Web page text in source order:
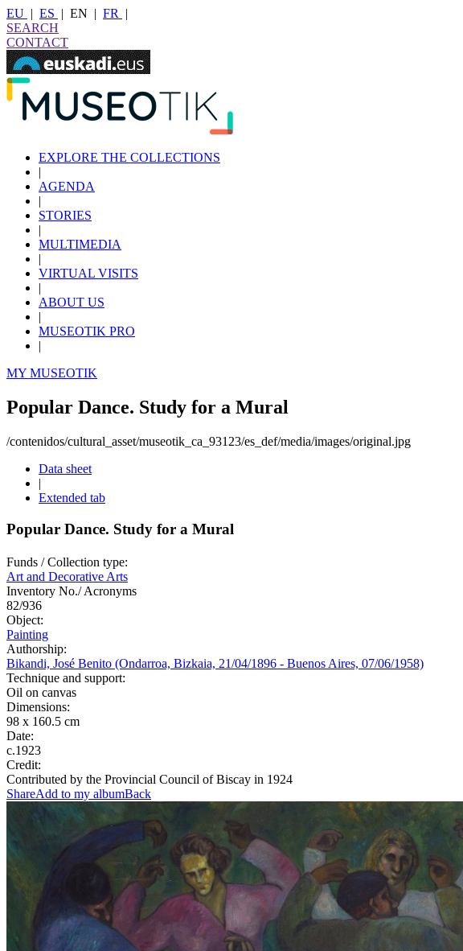
EU | ES | EN | FR
|
SEARCH
CONTACT
EXPLORE THE COLLECTIONS
|
AGENDA
|
STORIES
|
MULTIMEDIA
|
VIRTUAL VISITS
|
ABOUT US
|
MUSEOTIK PRO
|
MY MUSEOTIK
Popular Dance. Study for a Mural
/contenidos/cultural_asset/museotik_ca_93123/es_def/media/images/original.jpg
Data sheet
|
Extended tab
Popular Dance. Study for a Mural
Funds / Collection type:
Art and Decorative Arts
Inventory No./ Acronyms
82/936
Object:
Painting
Authorship:
Bikandi, José Benito (Ondarroa, Bizkaia, 21/04/1896 - Buenos Aires, 07/06/1958)
Technique and support:
Oil on canvas
Dimensions:
98 x 160.5 cm
Date:
c.1923
Credit:
Contributed by the Provincial Council of Biscay in 1924
ShareAdd to my albumBack